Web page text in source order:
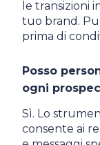
le transizioni
tuo brand.
prima di
Posso
ogni
Sì. Lo
consente ai